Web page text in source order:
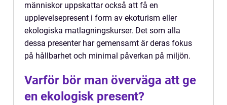
människor uppskattar också att få en
upplevelsepresent i form av ekoturism eller
ekologiska matlagningskurser. Det som alla
dessa presenter har gemensamt är deras fokus
på hållbarhet och minimal påverkan på miljön.
Varför bör man överväga att ge
en ekologisk present?